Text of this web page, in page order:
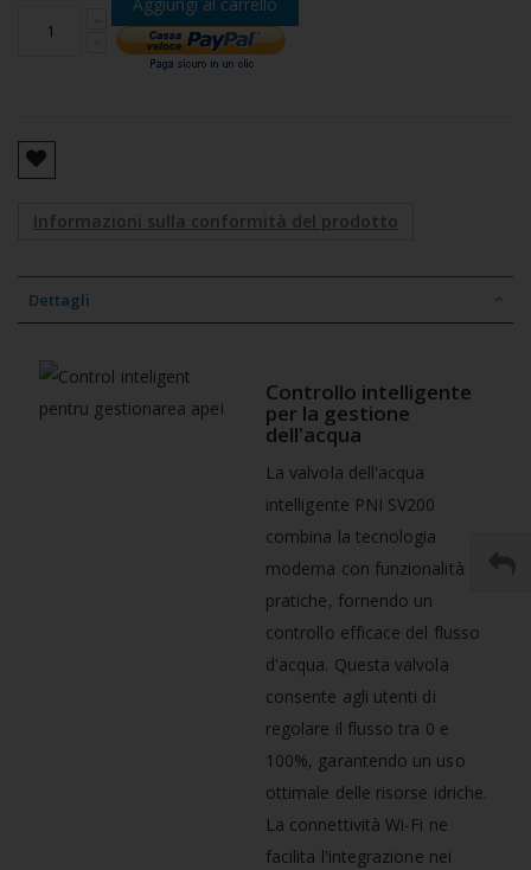
Informazioni sulla conformità del prodotto
Dettagli
Controllo intelligente
per la gestione
dell'acqua
La valvola dell'acqua
intelligente PNI SV200
combina la tecnologia
moderna con funzionalità
pratiche, fornendo un
controllo efficace del flusso
d'acqua. Questa valvola
consente agli utenti di
regolare il flusso tra 0 e
100%, garantendo un uso
ottimale delle risorse idriche.
La connettività Wi-Fi ne
facilita l'integrazione nei